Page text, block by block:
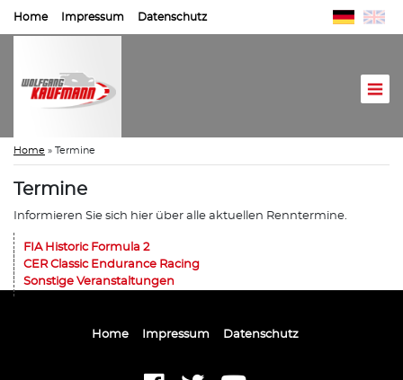
Home Impressum Datenschutz
Home » Termine
Termine
Informieren Sie sich hier über alle aktuellen Renntermine.
FIA Historic Formula 2
CER Classic Endurance Racing
Sonstige Veranstaltungen
Home Impressum Datenschutz